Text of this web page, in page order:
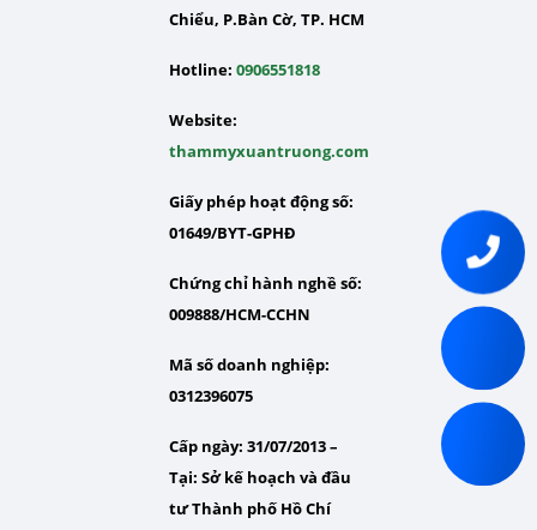
Chiểu, P.Bàn Cờ, TP. HCM
Hotline: 0906551818
Website:
thammyxuantruong.com
Giấy phép hoạt động số:
01649/BYT-GPHĐ
Chứng chỉ hành nghề số:
009888/HCM-CCHN
Mã số doanh nghiệp:
0312396075
Cấp ngày: 31/07/2013 –
Tại: Sở kế hoạch và đầu
tư Thành phố Hồ Chí